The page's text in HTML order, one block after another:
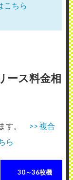
こちら
ース料金相
す。
>> 複合
ら
30～36枚機